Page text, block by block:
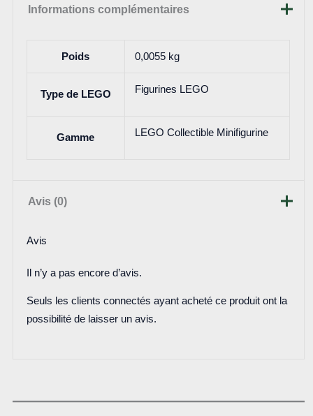
Informations complémentaires
Poids 0,0055 kg
Type de LEGO Figurines LEGO
Gamme LEGO Collectible Minifigurine
Avis (0)
Avis
Il n’y a pas encore d’avis.
Seuls les clients connectés ayant acheté ce produit ont la
possibilité de laisser un avis.